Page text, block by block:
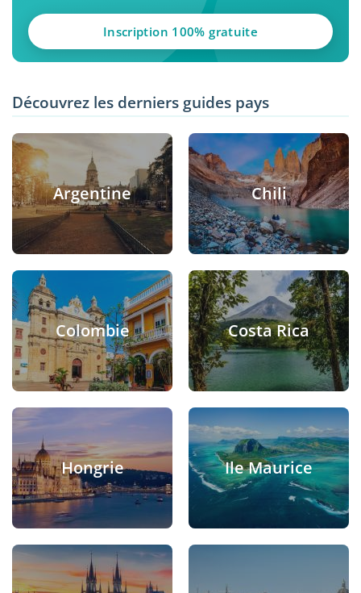
Inscription 100% gratuite
Découvrez les derniers guides pays
Argentine Chili
Colombie Costa Rica
Hongrie Ile Maurice